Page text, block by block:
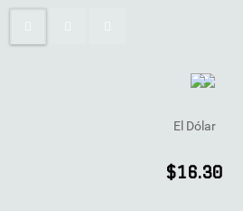
El Dólar
$16.30